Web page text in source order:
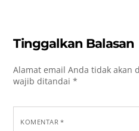
Tinggalkan Balasan
Alamat email Anda tidak akan
wajib ditandai*
KOMENTAR*